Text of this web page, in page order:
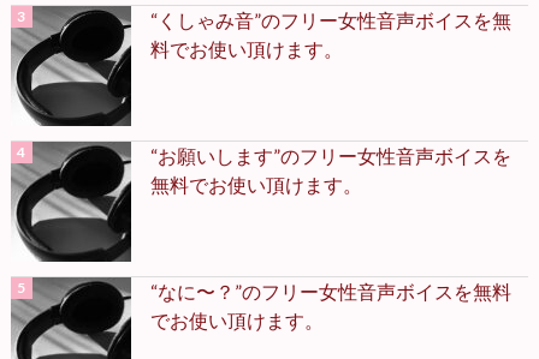
“くしゃみ音”のフリー女性音声ボイスを無
料でお使い頂けます。
“お願いします”のフリー女性音声ボイスを
無料でお使い頂けます。
“なに〜？”のフリー女性音声ボイスを無料
でお使い頂けます。